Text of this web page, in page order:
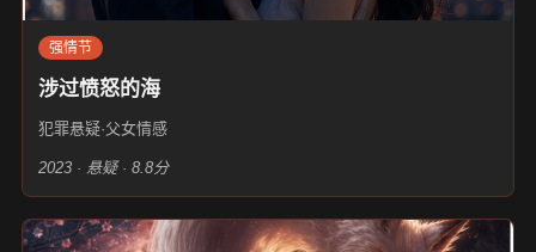
强情节
涉过愤怒的海
犯罪悬疑·父女情感
2023 · 悬疑 · 8.8分